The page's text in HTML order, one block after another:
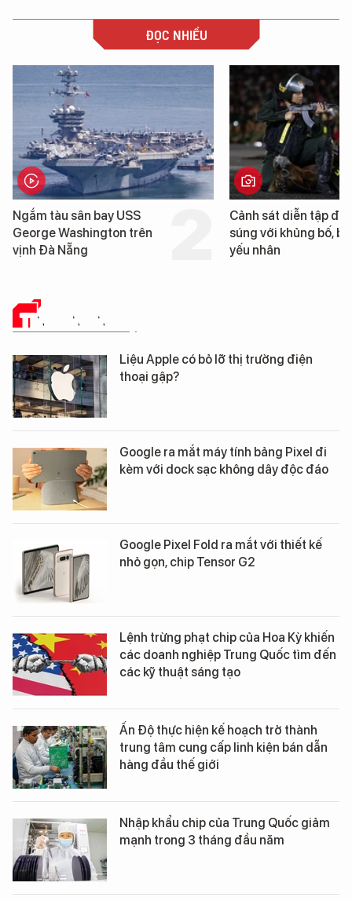
ĐỌC NHIỀU
sân bay USS
Washington trên
Nẵng
Cảnh sát diễn tập đấu
súng với khủng bố, bảo vệ
yếu nhân
TIN CÔNG NGHỆ
Liệu Apple có bỏ lỡ thị trường điện
thoại gập?
Google ra mắt máy tính bảng Pixel đi
kèm với dock sạc không dây độc đáo
Google Pixel Fold ra mắt với thiết kế
nhỏ gọn, chip Tensor G2
Lệnh trừng phạt chip của Hoa Kỳ khiến
các doanh nghiệp Trung Quốc tìm đến
các kỹ thuật sáng tạo
Ấn Độ thực hiện kế hoạch trở thành
trung tâm cung cấp linh kiện bán dẫn
hàng đầu thế giới
Nhập khẩu chip của Trung Quốc giảm
mạnh trong 3 tháng đầu năm